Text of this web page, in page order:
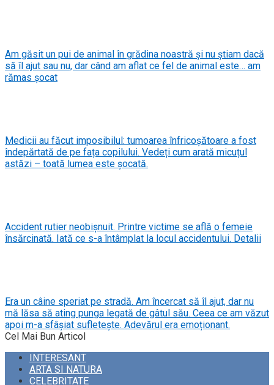
Am găsit un pui de animal în grădina noastră și nu știam dacă
să îl ajut sau nu, dar când am aflat ce fel de animal este… am
rămas șocat
Medicii au făcut imposibilul: tumoarea înfricoșătoare a fost
îndepărtată de pe fața copilului. Vedeți cum arată micuțul
astăzi – toată lumea este șocată.
Accident rutier neobișnuit. Printre victime se află o femeie
însărcinată. Iată ce s-a întâmplat la locul accidentului. Detalii
Era un câine speriat pe stradă. Am încercat să îl ajut, dar nu
mă lăsa să ating punga legată de gâtul său. Ceea ce am văzut
apoi m-a sfâșiat sufletește. Adevărul era emoționant.
Cel Mai Bun Articol
INTERESANT
ARTA SI NATURA
CELEBRITATE